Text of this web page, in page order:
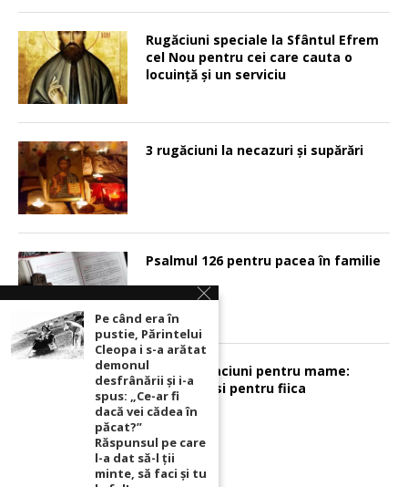
Rugăciuni speciale la Sfântul Efrem
cel Nou pentru cei care cauta o
locuinţă şi un serviciu
3 rugăciuni la necazuri și supărări
Psalmul 126 pentru pacea în familie
Sunt 2 rugaciuni pentru mame:
pentru fiu si pentru fiica
Pe când era în
pustie, Părintelui
Cleopa i s-a arătat
demonul
desfrânării şi i-a
spus: „Ce-ar fi
dacă vei cădea în
păcat?”
Răspunsul pe care
l-a dat să-l ții
minte, să faci și tu